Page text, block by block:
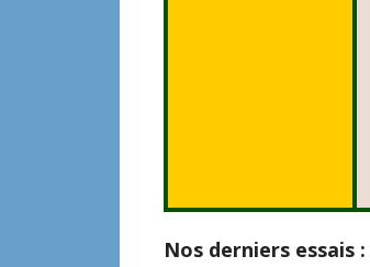
Nos derniers essais :